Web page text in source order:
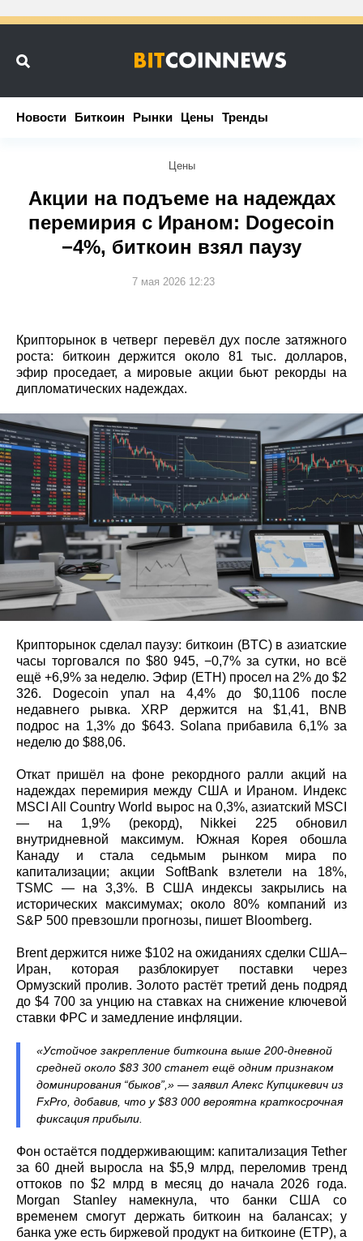
Новости Биткоин Рынки Цены Тренды
Новости Биткоин Рынки Цены Тренды
Цены
Акции на подъеме на надеждах
перемирия с Ираном: Dogecoin
−4%, биткоин взял паузу
7 мая 2026 12:23
Крипторынок в четверг перевёл дух после затяжного
роста: биткоин держится около 81 тыс. долларов,
эфир проседает, а мировые акции бьют рекорды на
дипломатических надеждах.
Крипторынок сделал паузу: биткоин (BTC) в азиатские
часы торговался по $80 945, −0,7% за сутки, но всё
ещё +6,9% за неделю. Эфир (ETH) просел на 2% до $2
326. Dogecoin упал на 4,4% до $0,1106 после
недавнего рывка. XRP держится на $1,41, BNB
подрос на 1,3% до $643. Solana прибавила 6,1% за
неделю до $88,06.
Откат пришёл на фоне рекордного ралли акций на
надеждах перемирия между США и Ираном. Индекс
MSCI All Country World вырос на 0,3%, азиатский MSCI
— на 1,9% (рекорд), Nikkei 225 обновил
внутридневной максимум. Южная Корея обошла
Канаду и стала седьмым рынком мира по
капитализации; акции SoftBank взлетели на 18%,
TSMC — на 3,3%. В США индексы закрылись на
исторических максимумах; около 80% компаний из
S&P 500 превзошли прогнозы, пишет Bloomberg.
Brent держится ниже $102 на ожиданиях сделки США–
Иран, которая разблокирует поставки через
Ормузский пролив. Золото растёт третий день подряд
до $4 700 за унцию на ставках на снижение ключевой
ставки ФРС и замедление инфляции.
«Устойчое закрепление биткоина выше 200-дневной
средней около $83 300 станет ещё одним признаком
доминирования “быков”,» — заявил Алекс Купцикевич из
FxPro, добавив, что у $83 000 вероятна краткосрочная
фиксация прибыли.
Фон остаётся поддерживающим: капитализация Tether
за 60 дней выросла на $5,9 млрд, переломив тренд
оттоков по $2 млрд в месяц до начала 2026 года.
Morgan Stanley намекнула, что банки США со
временем смогут держать биткоин на балансах; у
банка уже есть биржевой продукт на биткоине (ETP), а